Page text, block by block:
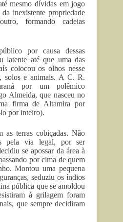
mesmo dívidas em jogo
inexistente propriedade
formando cadeias
por causa dessas
latente até que uma das
colocou os olhos nesse
solos e animais. A C. R.
por um polêmico
Almeida, que nasceu no
firma de Altamira por
por inteiro).
as terras cobiçadas. Não
pela via legal, por ser
se apossar da área à
por cima de quem
Montou uma pequena
seduziu os índios
pública que se amoldou
à grilagem foram
que sempre decidiram